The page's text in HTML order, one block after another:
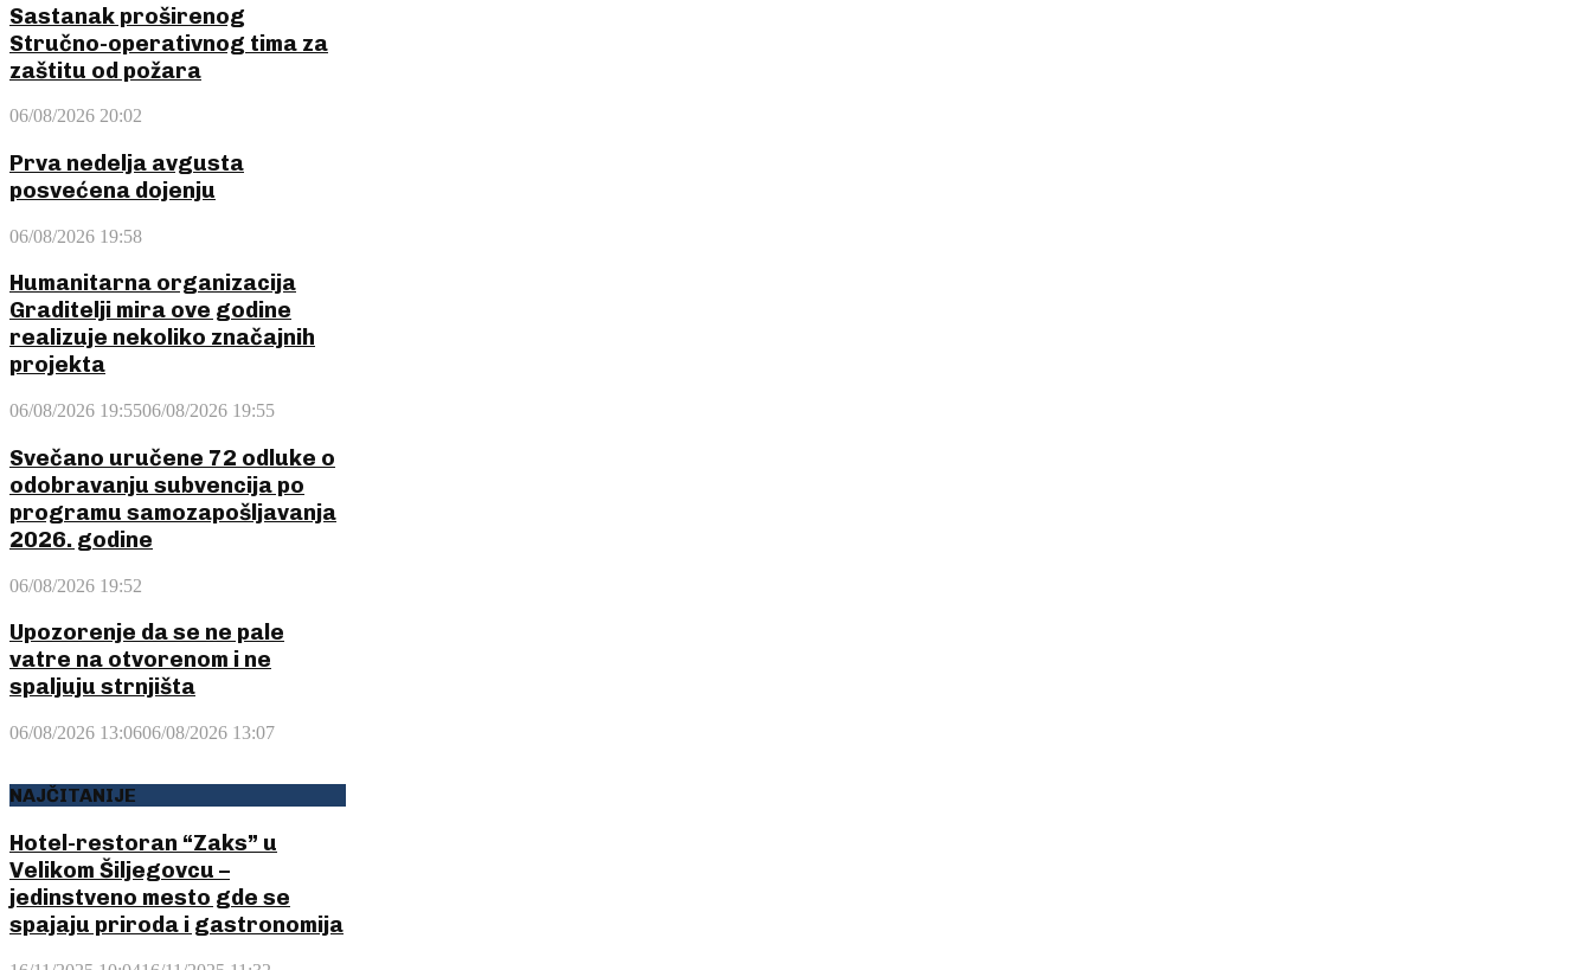
Sastanak proširenog
Stručno-operativnog tima za
zaštitu od požara
06/08/2026 20:02
Prva nedelja avgusta
posvećena dojenju
06/08/2026 19:58
Humanitarna organizacija
Graditelji mira ove godine
realizuje nekoliko značajnih
projekta
06/08/2026 19:5506/08/2026 19:55
Svečano uručene 72 odluke o
odobravanju subvencija po
programu samozapošljavanja
2026. godine
06/08/2026 19:52
Upozorenje da se ne pale
vatre na otvorenom i ne
spaljuju strnjišta
06/08/2026 13:0606/08/2026 13:07
NAJČITANIJE
Hotel-restoran “Zaks” u
Velikom Šiljegovcu –
jedinstveno mesto gde se
spajaju priroda i gastronomija